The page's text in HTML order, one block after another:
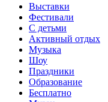
Выставки
Фестивали
С детьми
Активный отдых
Музыка
Шоу
Праздники
Образование
Бесплатно